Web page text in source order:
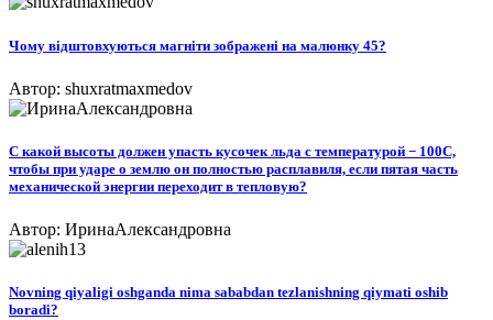
Чому відштовхуються магніти зображені на малюнку 45?
Автор: shuxratmaxmedov
C какой высоты должен упасть кусочек льда c температурой − 100С,
чтобы при ударе о землю он полностью расплавиля, если пятая часть
механической энергии переходит в тепловую?​
Автор: ИринаАлександровна
Novning qiyaligi oshganda nima sababdan tezlanishning qiymati oshib
boradi?​